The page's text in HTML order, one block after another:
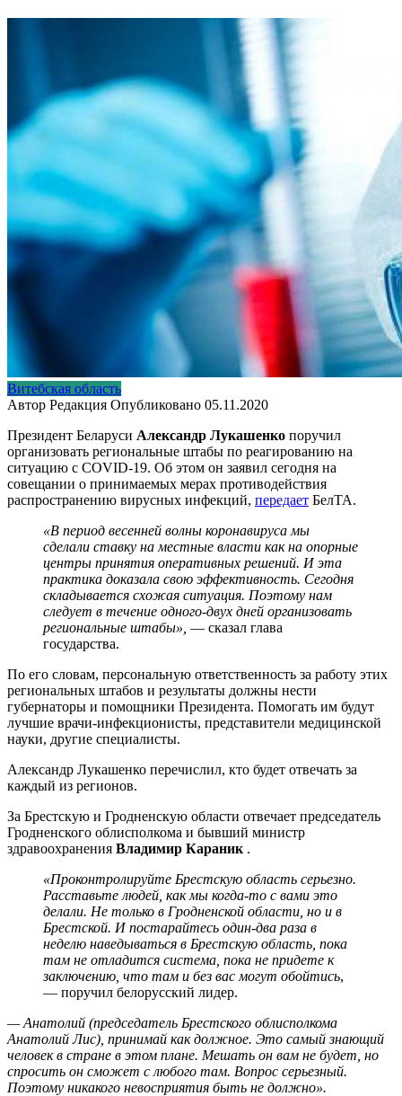
Витебская область
Автор Редакция Опубликовано 05.11.2020
Президент Беларуси Александр Лукашенко поручил
организовать региональные штабы по реагированию на
ситуацию с COVID-19. Об этом он заявил сегодня на
совещании о принимаемых мерах противодействия
распространению вирусных инфекций, передает БелТА.
«В период весенней волны коронавируса мы
сделали ставку на местные власти как на опорные
центры принятия оперативных решений. И эта
практика доказала свою эффективность. Сегодня
складывается схожая ситуация. Поэтому нам
следует в течение одного-двух дней организовать
региональные штабы», — сказал глава
государства.
По его словам, персональную ответственность за работу этих
региональных штабов и результаты должны нести
губернаторы и помощники Президента. Помогать им будут
лучшие врачи-инфекционисты, представители медицинской
науки, другие специалисты.
Александр Лукашенко перечислил, кто будет отвечать за
каждый из регионов.
За Брестскую и Гродненскую области отвечает председатель
Гродненского облисполкома и бывший министр
здравоохранения Владимир Караник .
«Проконтролируйте Брестскую область серьезно.
Расставьте людей, как мы когда-то с вами это
делали. Не только в Гродненской области, но и в
Брестской. И постарайтесь один-два раза в
неделю наведываться в Брестскую область, пока
там не отладится система, пока не придете к
заключению, что там и без вас могут обойтись,
— поручил белорусский лидер.
— Анатолий (председатель Брестского облисполкома
Анатолий Лис), принимай как должное. Это самый знающий
человек в стране в этом плане. Мешать он вам не будет, но
спросить он сможет с любого там. Вопрос серьезный.
Поэтому никакого невосприятия быть не должно».